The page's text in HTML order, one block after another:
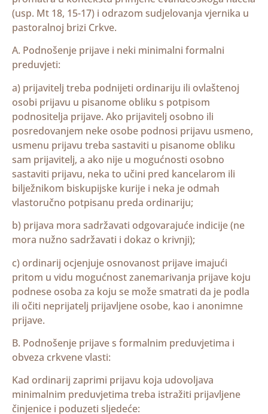
(usp. Mt 18, 15-17) i odrazom sudjelovanja vjernika u
pastoralnoj brizi Crkve.
A. Podnošenje prijave i neki minimalni formalni
preduvjeti:
a) prijavitelj treba podnijeti ordinariju ili ovlaštenoj
osobi prijavu u pisanome obliku s potpisom
podnositelja prijave. Ako prijavitelj osobno ili
posredovanjem neke osobe podnosi prijavu usmeno,
usmenu prijavu treba sastaviti u pisanome obliku
sam prijavitelj, a ako nije u mogućnosti osobno
sastaviti prijavu, neka to učini pred kancelarom ili
bilježnikom biskupijske kurije i neka je odmah
vlastoručno potpisanu preda ordinariju;
b) prijava mora sadržavati odgovarajuće indicije (ne
mora nužno sadržavati i dokaz o krivnji);
c) ordinarij ocjenjuje osnovanost prijave imajući
pritom u vidu mogućnost zanemarivanja prijave koju
podnese osoba za koju se može smatrati da je podla
ili očiti neprijatelj prijavljene osobe, kao i anonimne
prijave.
B. Podnošenje prijave s formalnim preduvjetima i
obveza crkvene vlasti:
Kad ordinarij zaprimi prijavu koja udovoljava
minimalnim preduvjetima treba istražiti prijavljene
činjenice i poduzeti sljedeće: